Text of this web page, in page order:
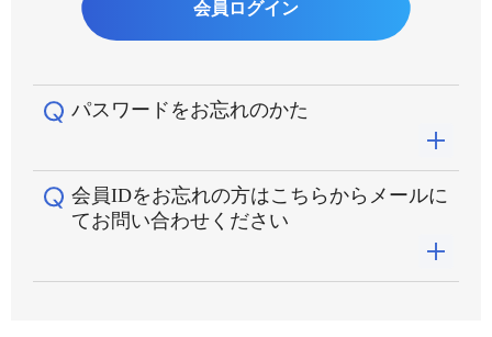
パスワードをお忘れのかた
パスワードがご不明な場合は、 こちらのリンク
会員IDをお忘れの方はこちらからメールに
てお問い合わせください